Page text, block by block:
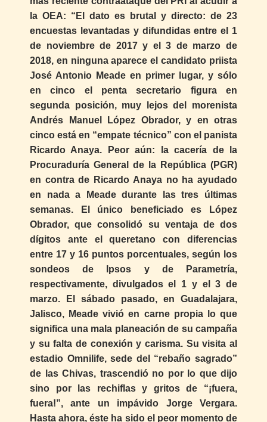
la OEA: “El dato es brutal y directo: de 23
encuestas levantadas y difundidas entre el 1
de noviembre de 2017 y el 3 de marzo de
2018, en ninguna aparece el candidato priista
José Antonio Meade en primer lugar, y sólo
en cinco el penta secretario figura en
segunda posición, muy lejos del morenista
Andrés Manuel López Obrador, y en otras
cinco está en “empate técnico” con el panista
Ricardo Anaya. Peor aún: la cacería de la
Procuraduría General de la República (PGR)
en contra de Ricardo Anaya no ha ayudado
en nada a Meade durante las tres últimas
semanas. El único beneficiado es López
Obrador, que consolidó su ventaja de dos
dígitos ante el queretano con diferencias
entre 17 y 16 puntos porcentuales, según los
sondeos de Ipsos y de Parametría,
respectivamente, divulgados el 1 y el 3 de
marzo. El sábado pasado, en Guadalajara,
Jalisco, Meade vivió en carne propia lo que
significa una mala planeación de su campaña
y su falta de conexión y carisma. Su visita al
estadio Omnilife, sede del “rebaño sagrado”
de las Chivas, trascendió no por lo que dijo
sino por las rechiflas y gritos de “¡fuera,
fuera!”, ante un impávido Jorge Vergara.
Hasta ahora, éste ha sido el peor momento de